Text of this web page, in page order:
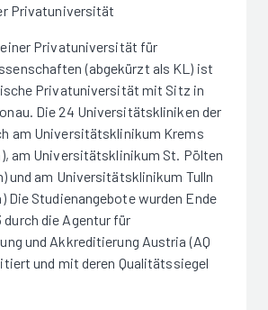
Privatuniversität
Privatuniversität für
(abgekürzt als KL) ist
Privatuniversität mit Sitz in
Die 24 Universitätskliniken der
am Universitätsklinikum Krems
am Universitätsklinikum St. Pölten
und am Universitätsklinikum Tulln
Die Studienangebote wurden Ende
durch die Agentur für
und Akkreditierung Austria (AQ
und mit deren Qualitätssiegel